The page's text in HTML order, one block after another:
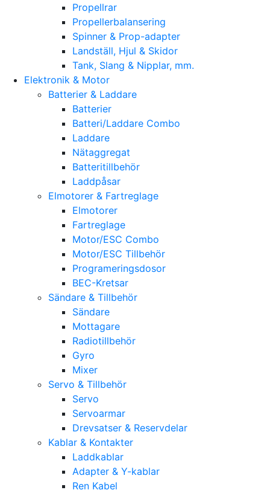
Propellrar
Propellerbalansering
Spinner & Prop-adapter
Landställ, Hjul & Skidor
Tank, Slang & Nipplar, mm.
Elektronik & Motor
Batterier & Laddare
Batterier
Batteri/Laddare Combo
Laddare
Nätaggregat
Batteritillbehör
Laddpåsar
Elmotorer & Fartreglage
Elmotorer
Fartreglage
Motor/ESC Combo
Motor/ESC Tillbehör
Programeringsdosor
BEC-Kretsar
Sändare & Tillbehör
Sändare
Mottagare
Radiotillbehör
Gyro
Mixer
Servo & Tillbehör
Servo
Servoarmar
Drevsatser & Reservdelar
Kablar & Kontakter
Laddkablar
Adapter & Y-kablar
Ren Kabel